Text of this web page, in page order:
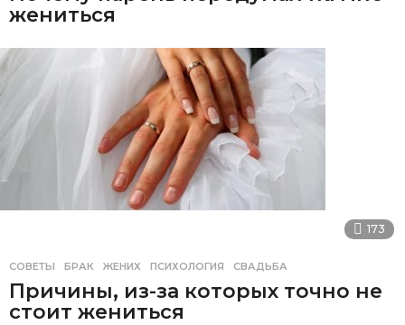
жениться
173
СОВЕТЫ БРАК ,ЖЕНИХ ,ПСИХОЛОГИЯ ,СВАДЬБА
Причины, из-за которых точно не
стоит жениться